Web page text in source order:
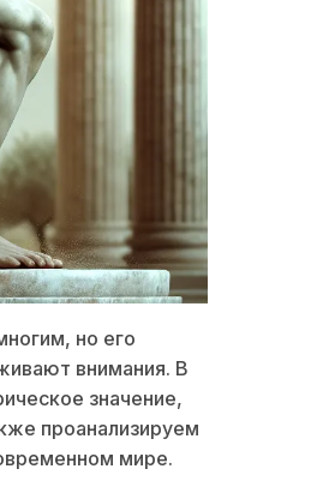
но его
внимания. В
значение,
проанализируем
мире.